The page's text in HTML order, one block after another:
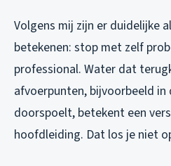
Volgens mij zijn er duidelijke
betekenen: stop met zelf
professional. Water dat
afvoerpunten, bijvoorbeeld in
doorspoelt, betekent een
hoofdleiding. Dat los je niet